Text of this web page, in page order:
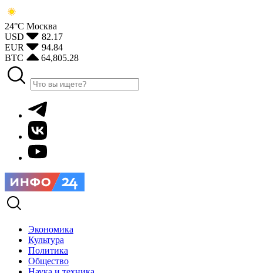
24°С Москва
USD
82.17
EUR
94.84
BTC
64,805.28
Экономика
Культура
Политика
Общество